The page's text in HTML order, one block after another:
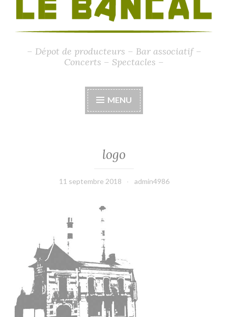
– Dépot de producteurs – Bar associatif –
Concerts – Spectacles –
MENU
logo
11 septembre 2018 admin4986